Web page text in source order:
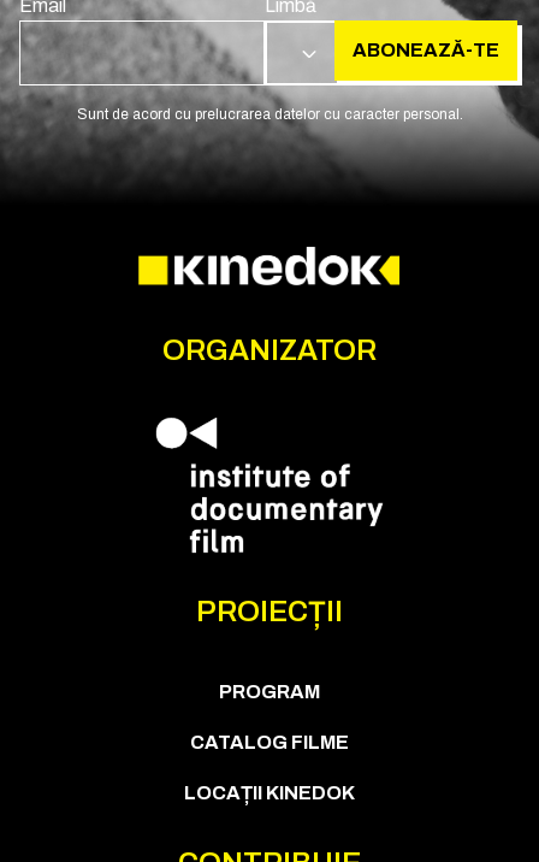
Email Limbă
RO ABONEAZĂ-TE
Sunt de acord cu prelucrarea datelor cu caracter personal.
ORGANIZATOR
PROIECȚII
PROGRAM
CATALOG FILME
LOCAȚII KINEDOK